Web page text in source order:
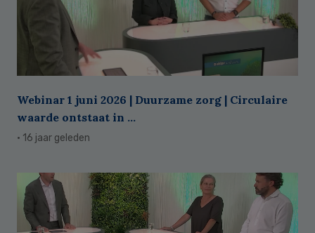
Webinar 1 juni 2026 | Duurzame zorg | Circulaire
waarde ontstaat in ...
· 16 jaar geleden